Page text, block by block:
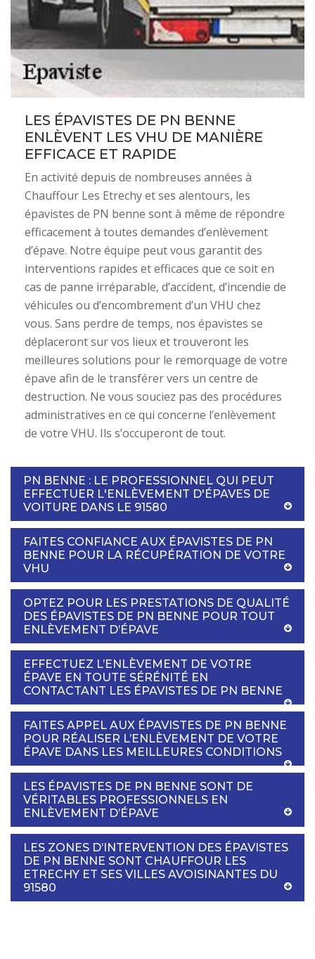
LES ÉPAVISTES DE PN BENNE
ENLÈVENT LES VHU DE MANIÈRE
EFFICACE ET RAPIDE
En activité depuis de nombreuses années à
Chauffour Les Etrechy et ses alentours, les
épavistes de PN benne sont à même de répondre
efficacement à toutes demandes d’enlèvement
d’épave. Notre équipe peut vous garantit des
interventions rapides et efficaces que ce soit en
cas de panne irréparable, d’accident, d’incendie de
véhicules ou d’encombrement d’un VHU chez
vous. Sans perdre de temps, nos épavistes se
déplaceront sur vos lieux et trouveront les
meilleures solutions pour le remorquage de votre
épave afin de le transférer vers un centre de
destruction. Ne vous souciez pas des procédures
administratives en ce qui concerne l’enlèvement
de votre VHU. Ils s’occuperont de tout.
PN BENNE : LE PROFESSIONNEL QUI PEUT
EFFECTUER L'ENLÈVEMENT D'ÉPAVES DE
VOITURE DANS LE 91580
FAITES CONFIANCE AUX ÉPAVISTES DE PN
BENNE POUR LA RÉCUPÉRATION DE VOTRE
VHU
OPTEZ POUR LES PRESTATIONS DE QUALITÉ
DES ÉPAVISTES DE PN BENNE POUR TOUT
ENLÈVEMENT D’ÉPAVE
EFFECTUEZ L’ENLÈVEMENT DE VOTRE
ÉPAVE EN TOUTE SÉRÉNITÉ EN
CONTACTANT LES ÉPAVISTES DE PN BENNE
FAITES APPEL AUX ÉPAVISTES DE PN BENNE
POUR RÉALISER L’ENLÈVEMENT DE VOTRE
ÉPAVE DANS LES MEILLEURES CONDITIONS
LES ÉPAVISTES DE PN BENNE SONT DE
VÉRITABLES PROFESSIONNELS EN
ENLÈVEMENT D’ÉPAVE
LES ZONES D’INTERVENTION DES ÉPAVISTES
DE PN BENNE SONT CHAUFFOUR LES
ETRECHY ET SES VILLES AVOISINANTES DU
91580